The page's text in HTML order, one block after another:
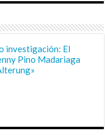
investigación: El
Pino Madariaga